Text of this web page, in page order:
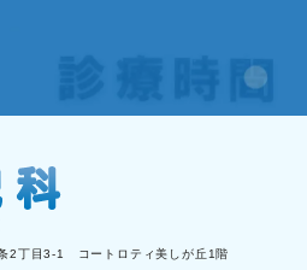
2丁目3-1 コートロティ美しが丘1階